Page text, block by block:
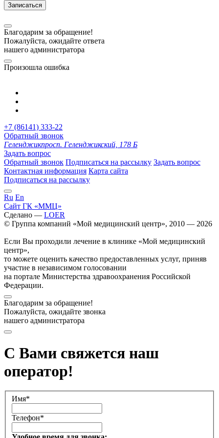
Записаться
Благодарим за обращение!
Пожалуйста, ожидайте ответа
нашего администратора
Произошла ошибка
+7 (86141) 333-22
Обратный звонок
Геленджикпросп. Геленджикский, 178 Б
Задать вопрос
Обратный звонок Подписаться на рассылку Задать вопрос
Контактная информация Карта сайта
Подписаться на рассылку
Ru En
Сайт ГК «ММЦ»
Сделано — LOER
© Группа компаний «Мой медицинский центр», 2010 — 2026
Если Вы проходили лечение в клинике «Мой медицинский
центр»,
то можете оценить качество предоставленных услуг, приняв
участие в независимом голосовании
на портале Министерства здравоохранения Российской
Федерации.
Благодарим за обращение!
Пожалуйста, ожидайте звонка
нашего администратора
С Вами свяжется наш
оператор!
Имя*
Телефон*